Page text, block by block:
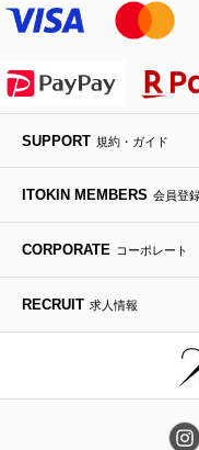
MK MICHEL KLEIN
HIROKO KOSHINO
ライダースジャケ
デニムジャケット
ダウンジャケット・
ハンカチ・バンダナ
手袋
チャーム・ストラッ
バックパック・リ
ボディバッグ・メ
トラベルバッグ
フラットシューズ
ローファー
ドレスシューズ
カサブランカ・カ
ラナンキュラス
ポプリアレンジ＆フ
SUPPORT 規約・ガイド
ITOKIN MEMBERS 会員登
CORPORATE コーポレート
RECRUIT 求人情報